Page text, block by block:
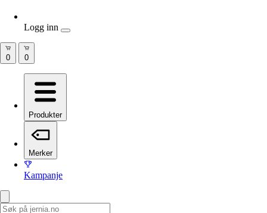
Produkter
Merker
Kampanje